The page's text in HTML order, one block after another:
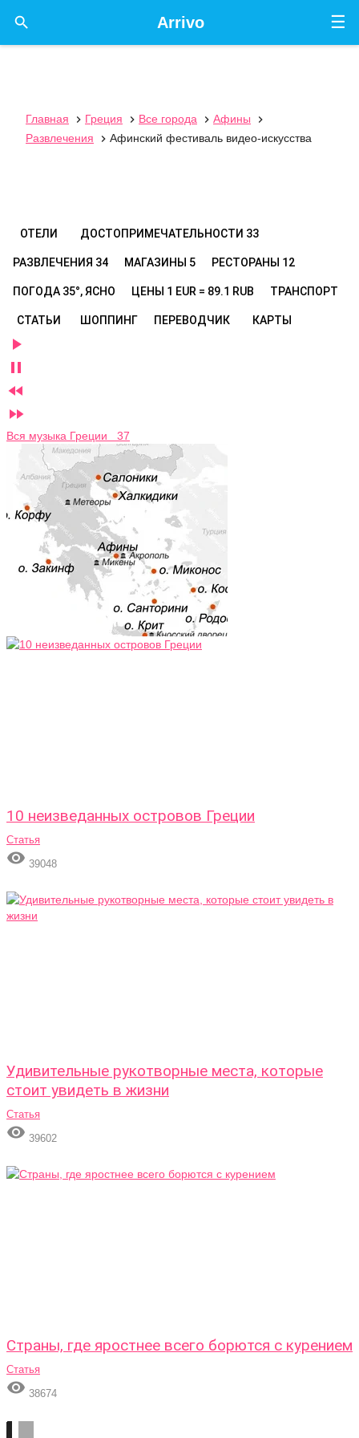
☰
Arrivo

Главная  Греция  Все города  Афины

Развлечения
 Афинский фестиваль видео-искусства
ОТЕЛИ ДОСТОПРИМЕЧАТЕЛЬНОСТИ 33
РАЗВЛЕЧЕНИЯ 34 МАГАЗИНЫ 5 РЕСТОРАНЫ 12
ПОГОДА 35°, ЯСНО ЦЕНЫ 1 EUR = 89.1 RUB ТРАНСПОРТ
СТАТЬИ ШОППИНГ ПЕРЕВОДЧИК КАРТЫ




Вся музыка Греции 37
10 неизведанных островов Греции
Статья
 39048
Удивительные рукотворные места, которые
стоит увидеть в жизни
Статья
 39602
Страны, где яростнее всего борются с курением
Статья
 38674